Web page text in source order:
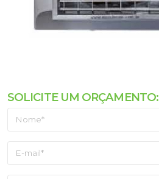
SOLICITE UM ORÇAMENTO: